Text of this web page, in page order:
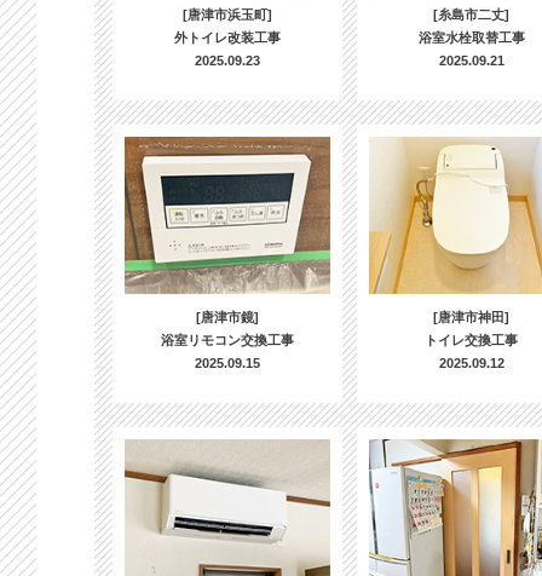
[唐津市浜玉町]
外トイレ改装工事
2025.09.23
[糸島市二丈]
浴室水栓取替工事
2025.09.21
[唐津市鏡]
浴室リモコン交換工事
2025.09.15
[唐津市神田]
トイレ交換工事
2025.09.12